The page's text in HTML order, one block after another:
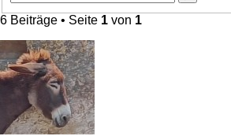
6 Beiträge • Seite 1 von 1